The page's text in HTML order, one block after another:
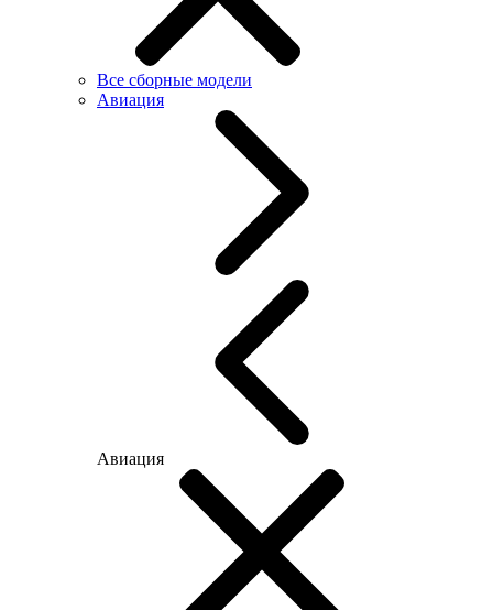
Все сборные модели
Авиация
Авиация